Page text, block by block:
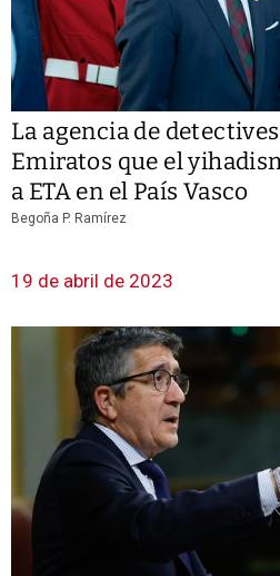
La agencia de
Emiratos que el
a ETA en el País Vasco
Begoña P. Ramírez
19 de abril de 2023